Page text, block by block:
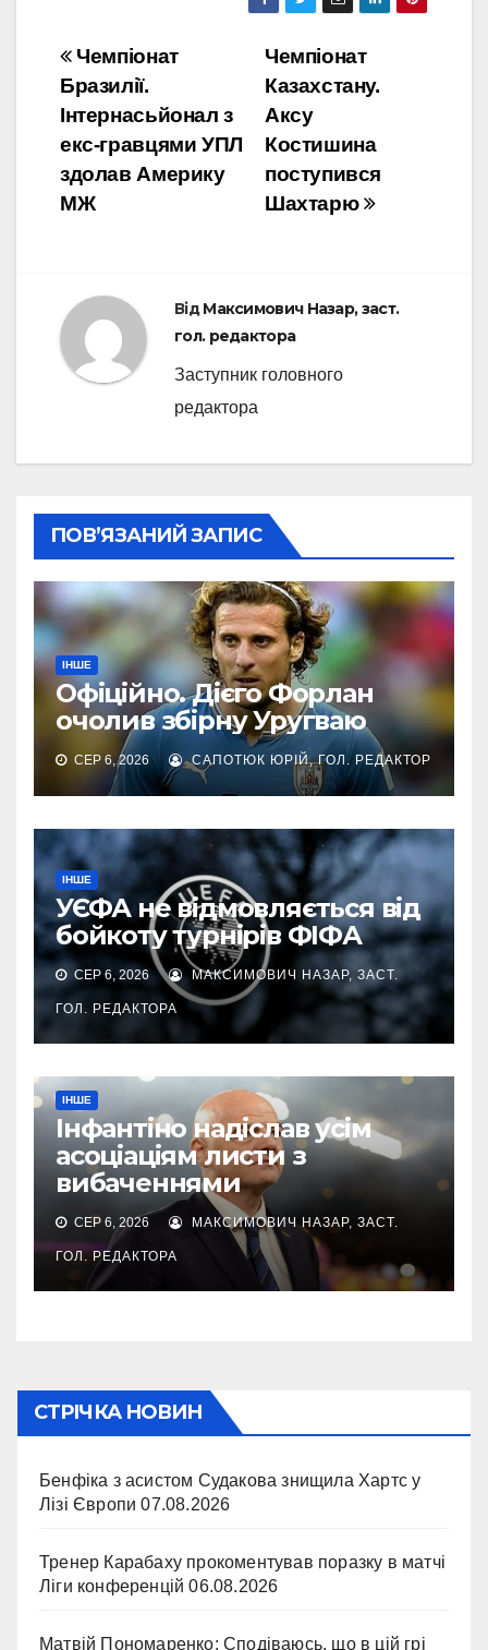
Навігація
записів
Чемпіонат
Казахстану.
Аксу
Костишина
поступився
Шахтарю
Чемпіонат
Бразилії.
Інтернасьйонал з
екс-гравцями УПЛ
здолав Америку
МЖ
ВідМаксимович Назар, заст.
гол. редактора
Заступник головного
редактора
ПОВ’ЯЗАНИЙ ЗАПИС
ІНШЕ
Офіційно. Дієго Форлан
очолив збірну Уругваю
СЕР 6, 2026 САПОТЮК ЮРІЙ, ГОЛ. РЕДАКТОР
ІНШЕ
УЄФА не відмовляється від
бойкоту турнірів ФІФА
СЕР 6, 2026 МАКСИМОВИЧ НАЗАР, ЗАСТ.
ГОЛ. РЕДАКТОРА
ІНШЕ
Інфантіно надіслав усім
асоціаціям листи з
вибаченнями
СЕР 6, 2026 МАКСИМОВИЧ НАЗАР, ЗАСТ.
ГОЛ. РЕДАКТОРА
СТРІЧКА НОВИН
Бенфіка з асистом Судакова знищила Хартс у
Лізі Європи 07.08.2026
Тренер Карабаху прокоментував поразку в матчі
Ліги конференцій 06.08.2026
Матвій Пономаренко: Сподіваюсь, що в цій грі